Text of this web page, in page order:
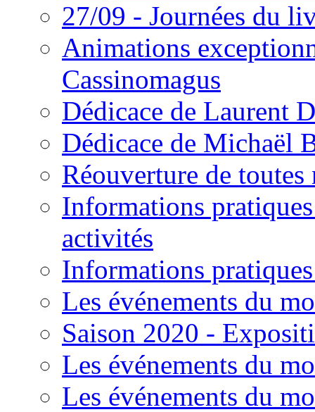
27/09 - Journées du
Animations
Cassinomagus
Dédicace de Laurent
Dédicace de Michaël
Réouverture de
Informations
activités
Informations
Les événements du
Saison 2020 -
Les événements du
Les événements du